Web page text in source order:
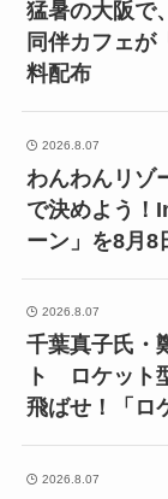
猛暑の大阪で
同伴カフェが
料配布
2026.8.07
わんわんリゾ
で決めよう！
ーン」を8月8
2026.8.07
千葉真子氏・
ト ロケット
飛ばせ！「ロ
2026.8.07